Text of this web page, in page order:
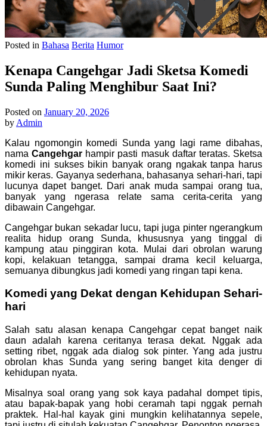
Posted in Bahasa Berita Humor
Kenapa Cangehgar Jadi Sketsa Komedi
Sunda Paling Menghibur Saat Ini?
Posted on January 20, 2026
by Admin
Kalau ngomongin komedi Sunda yang lagi rame dibahas,
namaCangehgar hampir pasti masuk daftar teratas. Sketsa
komedi ini sukses bikin banyak orang ngakak tanpa harus
mikir keras. Gayanya sederhana, bahasanya sehari-hari, tapi
lucunya dapet banget. Dari anak muda sampai orang tua,
banyak yang ngerasa relate sama cerita-cerita yang
dibawain Cangehgar.
Cangehgar bukan sekadar lucu, tapi juga pinter ngerangkum
realita hidup orang Sunda, khususnya yang tinggal di
kampung atau pinggiran kota. Mulai dari obrolan warung
kopi, kelakuan tetangga, sampai drama kecil keluarga,
semuanya dibungkus jadi komedi yang ringan tapi kena.
Komedi yang Dekat dengan Kehidupan Sehari-
hari
Salah satu alasan kenapa Cangehgar cepat banget naik
daun adalah karena ceritanya terasa dekat. Nggak ada
setting ribet, nggak ada dialog sok pinter. Yang ada justru
obrolan khas Sunda yang sering banget kita denger di
kehidupan nyata.
Misalnya soal orang yang sok kaya padahal dompet tipis,
atau bapak-bapak yang hobi ceramah tapi nggak pernah
praktek. Hal-hal kayak gini mungkin kelihatannya sepele,